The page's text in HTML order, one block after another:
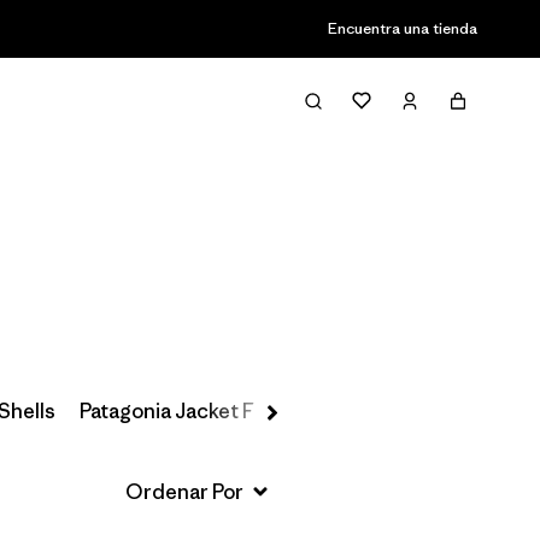
Encuentra una tienda
Filter & Sort
Patagonia Jacket Finder